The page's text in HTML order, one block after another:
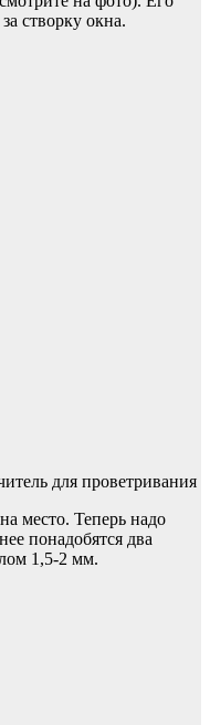
створку окна.
для проветривания
место. Теперь надо
понадобятся два
1,5-2 мм.